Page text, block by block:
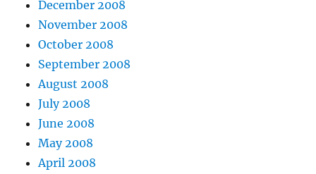
December 2008
November 2008
October 2008
September 2008
August 2008
July 2008
June 2008
May 2008
April 2008